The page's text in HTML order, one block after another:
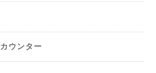
カウンター